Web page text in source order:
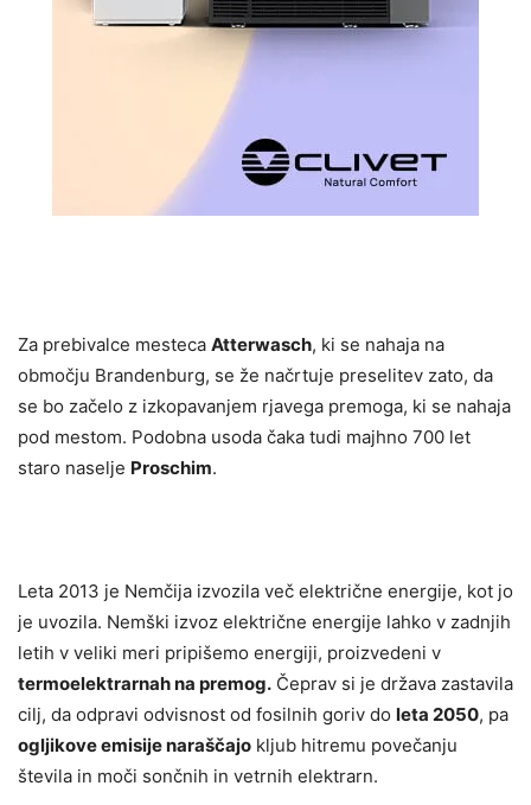
Za prebivalce mesteca Atterwasch, ki se nahaja na
območju Brandenburg, se že načrtuje preselitev zato, da
se bo začelo z izkopavanjem rjavega premoga, ki se nahaja
pod mestom. Podobna usoda čaka tudi majhno 700 let
staro naselje Proschim.
Leta 2013 je Nemčija izvozila več električne energije, kot jo
je uvozila. Nemški izvoz električne energije lahko v zadnjih
letih v veliki meri pripišemo energiji, proizvedeni v
termoelektrarnah na premog. Čeprav si je država zastavila
cilj, da odpravi odvisnost od fosilnih goriv do leta 2050, pa
ogljikove emisije naraščajo kljub hitremu povečanju
števila in moči sončnih in vetrnih elektrarn.